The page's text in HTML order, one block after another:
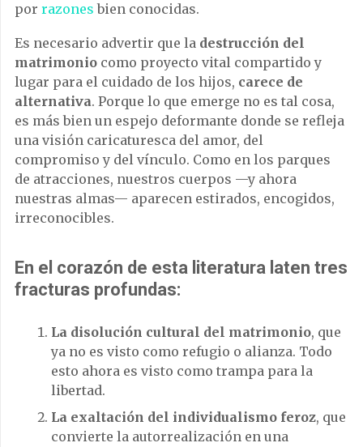
por razones bien conocidas.
Es necesario advertir que la destrucción del
matrimonio como proyecto vital compartido y
lugar para el cuidado de los hijos, carece de
alternativa. Porque lo que emerge no es tal cosa,
es más bien un espejo deformante donde se refleja
una visión caricaturesca del amor, del
compromiso y del vínculo. Como en los parques
de atracciones, nuestros cuerpos —y ahora
nuestras almas— aparecen estirados, encogidos,
irreconocibles.
En el corazón de esta literatura laten tres
fracturas profundas:
La disolución cultural del matrimonio, que
ya no es visto como refugio o alianza. Todo
esto ahora es visto como trampa para la
libertad.
La exaltación del individualismo feroz, que
convierte la autorrealización en una